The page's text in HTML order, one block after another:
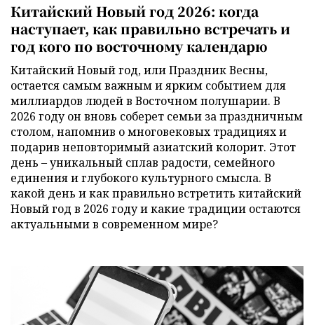
Китайский Новый год 2026: когда
наступает, как правильно встречать и
год кого по восточному календарю
Китайский Новый год, или Праздник Весны,
остается самым важным и ярким событием для
миллиардов людей в Восточном полушарии. В
2026 году он вновь соберет семьи за праздничным
столом, напомнив о многовековых традициях и
подарив неповторимый азиатский колорит. Этот
день – уникальный сплав радости, семейного
единения и глубокого культурного смысла. В
какой день и как правильно встретить китайский
Новый год в 2026 году и какие традиции остаются
актуальными в современном мире?